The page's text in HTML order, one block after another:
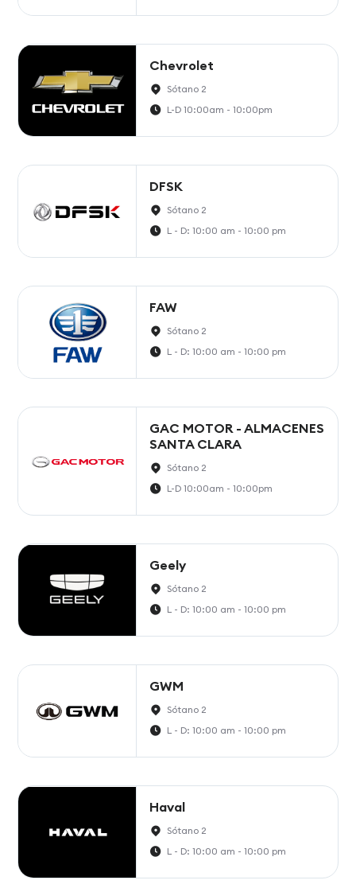
Chevrolet
Sótano 2
L-D 10:00am - 10:00pm
DFSK
Sótano 2
L - D: 10:00 am - 10:00 pm
FAW
Sótano 2
L - D: 10:00 am - 10:00 pm
GAC MOTOR - ALMACENES
SANTA CLARA
Sótano 2
L-D 10:00am - 10:00pm
Geely
Sótano 2
L - D: 10:00 am - 10:00 pm
GWM
Sótano 2
L - D: 10:00 am - 10:00 pm
Haval
Sótano 2
L - D: 10:00 am - 10:00 pm